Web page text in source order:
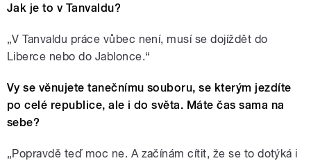
Jak je to v Tanvaldu?
„V Tanvaldu práce vůbec není, musí se dojíždět do
Liberce nebo do Jablonce.“
Vy se věnujete tanečnímu souboru, se kterým jezdíte
po celé republice, ale i do světa. Máte čas sama na
sebe?
„Popravdě teď moc ne. A začínám cítit, že se to dotýká i